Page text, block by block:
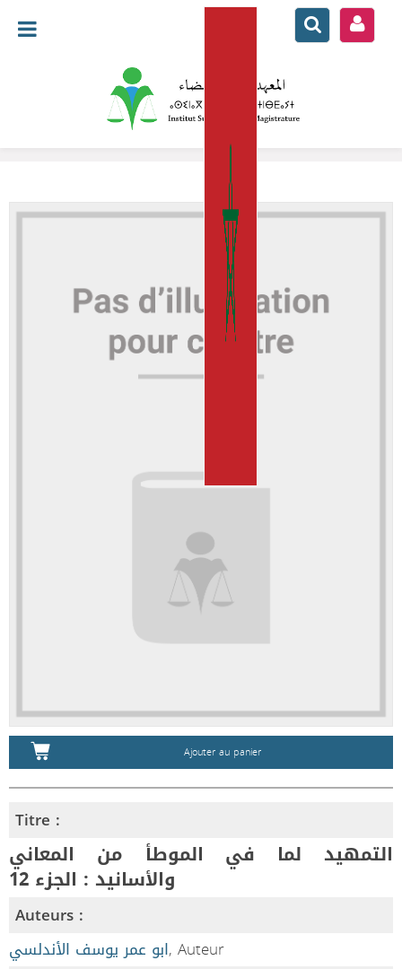
Ajouter au panier
Titre :
التمهيد لما في الموطأ من المعاني
والأسانيد : الجزء 12
Auteurs :
ابو عمر يوسف الأندلسي, Auteur